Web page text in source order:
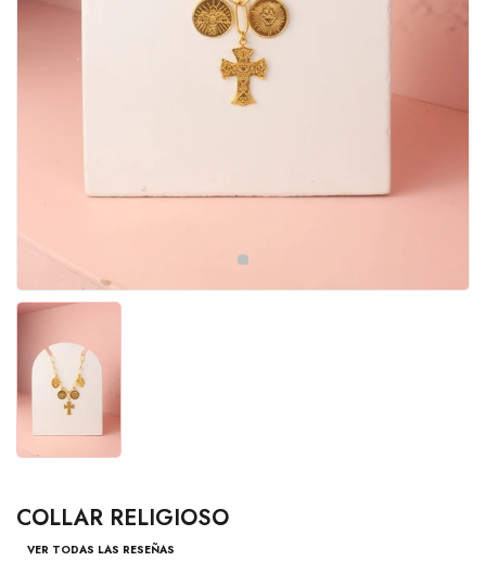
COLLAR RELIGIOSO
VER TODAS LAS RESEÑAS